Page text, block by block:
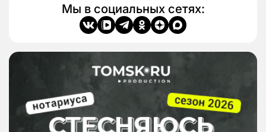
Мы в социальных сетях: